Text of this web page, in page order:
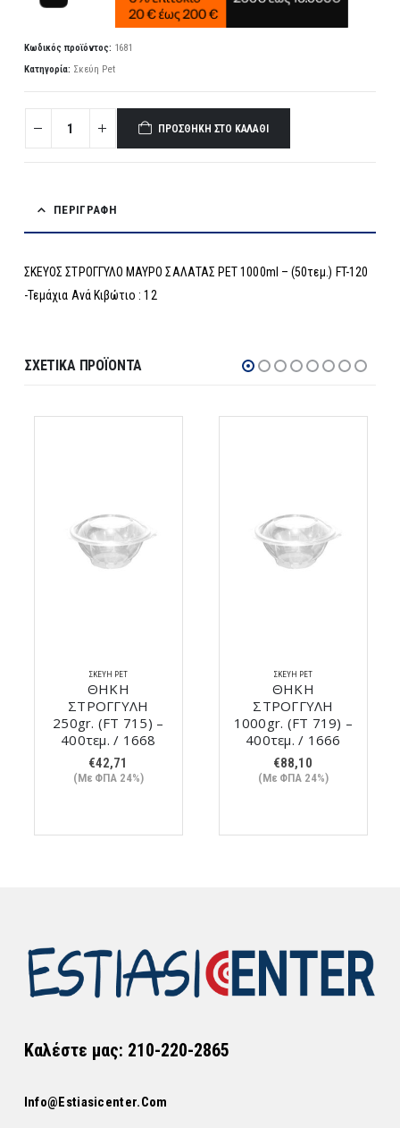
Κωδικός προϊόντος: 1681
Κατηγορία: Σκεύη Pet
ΠΡΟΣΘΉΚΗ ΣΤΟ ΚΑΛΆΘΙ
ΠΕΡΙΓΡΑΦΉ
ΣΚΕΥΟΣ ΣΤΡΟΓΓΥΛΟ ΜΑΥΡΟ ΣΑΛΑΤΑΣ PET 1000ml – (50τεμ.) FT-120
-Τεμάχια Ανά Κιβώτιο : 12
ΣΧΕΤΙΚΆ ΠΡΟΪΌΝΤΑ
ΣΚΕΎΗ PET
ΘΗΚΗ
ΣΤΡΟΓΓΥΛΗ
250gr. (FT 715) –
400τεμ. / 1668
€42,71
(Με ΦΠΑ 24%)
ΣΚΕΎΗ PET
ΘΗΚΗ
ΣΤΡΟΓΓΥΛΗ
1000gr. (FT 719) –
400τεμ. / 1666
€88,10
(Με ΦΠΑ 24%)
Καλέστε μας: 210-220-2865
Info@estiasicenter.com